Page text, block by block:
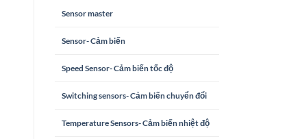
Sensor master
Sensor- Cảm biến
Speed Sensor- Cảm biến tốc độ
Switching sensors- Cảm biến chuyển đổi
Temperature Sensors- Cảm biến nhiệt độ